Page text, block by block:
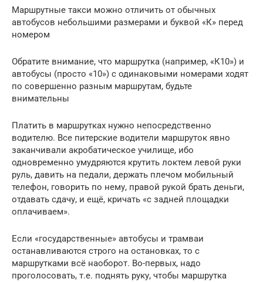
Маршрутные такси можно отличить от обычных
автобусов небольшими размерами и буквой «К» перед
номером
Обратите внимание, что маршрутка (например, «К10») и
автобусы (просто «10») с одинаковыми номерами ходят
по совершенно разным маршрутам, будьте
внимательны
Платить в маршрутках нужно непосредственно
водителю. Все питерские водители маршруток явно
заканчивали акробатическое училище, ибо
одновременно умудряются крутить локтем левой руки
руль, давить на педали, держать плечом мобильный
телефон, говорить по нему, правой рукой брать деньги,
отдавать сдачу, и ещё, кричать «с задней площадки
оплачиваем».
Если «государственные» автобусы и трамваи
останавливаются строго на остановках, то с
маршрутками всё наоборот. Во-первых, надо
проголосовать, т.е. поднять руку, чтобы маршрутка